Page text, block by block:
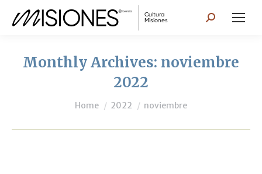
Search:
Monthly Archives: noviembre
2022
You are here:
Home 2022 noviembre